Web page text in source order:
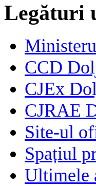
Legături
CCD
CJEx
CJRAE
Site-ul
Spațiul
Ultimele